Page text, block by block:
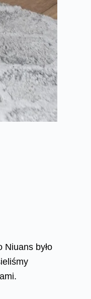
Niuans było